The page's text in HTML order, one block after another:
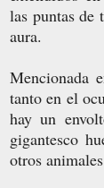
las puntas de
aura.
Mencionada
tanto en el
hay un
gigantesco
otros